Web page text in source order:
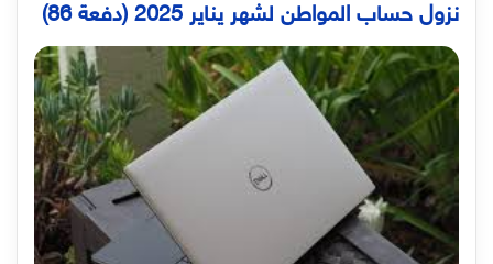
نزول حساب المواطن لشهر يناير 2025 (دفعة 86)